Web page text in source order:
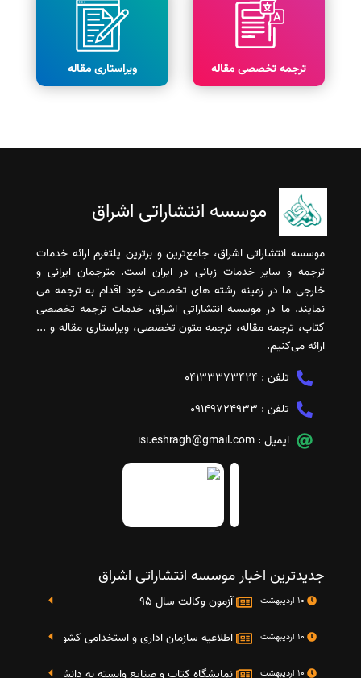
ترجمه تخصصی مقاله ویراستاری مقاله
موسسه انتشاراتی اشراق
موسسه انتشاراتی اشراق، جامع‌ترین و برترین پلتفرم ارائه خدمات
ترجمه و سایر خدمات زبانی در ایران است. مترجمان ایرانی و
خارجی ما در زمینه رشته های تخصصی خود اقدام به ترجمه می
نمایند. ما در موسسه انتشاراتی اشراق، خدمات ترجمه تخصصی
کتاب، ترجمه مقاله، ترجمه متون تخصصی، ویراستاری مقاله و ...
ارائه می‌کنیم.
تلفن : 04133373424
تلفن : 09149724933
ایمیل : isi.eshragh@gmail.com
جدیدترین اخبار موسسه انتشاراتی اشراق
آزمون وکالت سال 95
اطلاعیه سازمان اداری و استخدامی کشور در خصوص